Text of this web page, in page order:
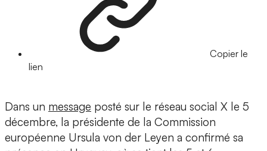
Copier le
lien
Dans un message posté sur le réseau social X le 5
décembre, la présidente de la Commission
européenne Ursula von der Leyen a confirmé sa